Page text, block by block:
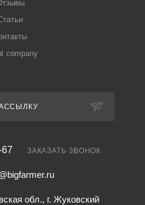
company
ЗАКАЗАТЬ ЗВОНОК
обл., г. Жуковский